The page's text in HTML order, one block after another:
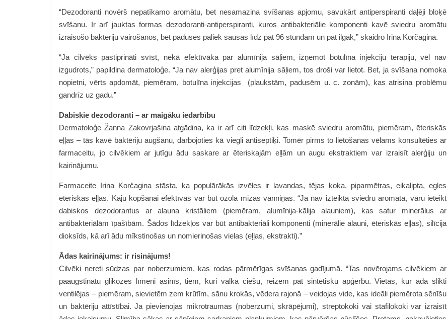
“Dezodoranti novērš nepatīkamo aromātu, bet nesamazina svīšanas apjomu, savukārt antiperspiranti daļēji bloķē
svīšanu. Ir arī jauktas formas dezodoranti-antiperspiranti, kuros antibakteriālie komponenti kavē sviedru aromātu
izraisošo baktēriju vairošanos, bet paduses paliek sausas līdz pat 96 stundām un pat ilgāk,” skaidro Irina Korčagina.
“Ja cilvēks pastiprināti svīst, nekā efektīvāka par alumīnija sāļiem, izņemot botulīna injekciju terapiju, vēl nav
izgudrots,” papildina dermatoloģe. “Ja nav alerģijas pret alumīnija sāļiem, tos droši var lietot. Bet, ja svīšana nomoka
nopietni, vērts apdomāt, piemēram, botulīna injekcijas (plaukstām, padusēm u. c. zonām), kas atrisina problēmu
gandrīz uz gadu.”
Dabiskie dezodoranti – ar maigāku iedarbību
Dermatoloģe Žanna Zakovrjašina atgādina, ka ir arī citi līdzekļi, kas maskē sviedru aromātu, piemēram, ēteriskās
eļļas – tās kavē baktēriju augšanu, darbojoties kā viegli antiseptiķi. Tomēr pirms to lietošanas vēlams konsultēties ar
farmaceitu, jo cilvēkiem ar jutīgu ādu saskare ar ēteriskajām eļļām un augu ekstraktiem var izraisīt alerģiju un
kairinājumu.
Farmaceite Irina Korčagina stāsta, ka populārākās izvēles ir lavandas, tējas koka, piparmētras, eikalipta, egles
ēteriskās eļļas. Kāju kopšanai efektīvas var būt ozola mizas vanniņas. “Ja nav izteikta sviedru aromāta, varu ieteikt
dabiskos dezodorantus ar alauna kristāliem (piemēram, alumīnija-kālija alauniem), kas satur minerālus ar
antibakteriālām īpašībām. Šādos līdzekļos var būt antibakteriāli komponenti (minerālie alauni, ēteriskās eļļas), silīcija
dioksīds, kā arī ādu mīkstinošas un nomierinošas vielas (eļļas, ekstrakti).”
Ādas kairinājums: ir risinājums!
Cilvēki nereti sūdzas par noberzumiem, kas rodas pārmērīgas svīšanas gadījumā. “Tas novērojams cilvēkiem ar
paaugstinātu glikozes līmeni asinīs, tiem, kuri valkā ciešu, reizēm pat sintētisku apģērbu. Vietās, kur āda slikti
ventilējas – piemēram, sievietēm zem krūtīm, sānu krokās, vēdera rajonā – veidojas vide, kas ideāli piemērota sēnīšu
un baktēriju attīstībai. Ja pievienojas mikrotraumas (noberzumi, skrāpējumi), streptokoki vai stafilokoki var izraisīt